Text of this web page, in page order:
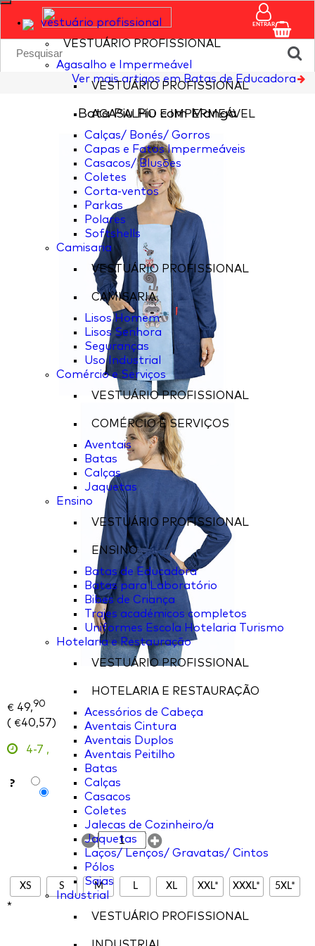
vestuário profissional
VESTUÁRIO PROFISSIONAL
Agasalho e Impermeável
VESTUÁRIO PROFISSIONAL
AGASALHO E IMPERMEÁVEL
Calças/ Bonés/ Gorros
Capas e Fatos Impermeáveis
Casacos/ Blusões
Coletes
Corta-ventos
Parkas
Polares
Softshells
Camisaria
VESTUÁRIO PROFISSIONAL
CAMISARIA
Lisos Homem
Lisos Senhora
Seguranças
Uso Industrial
Comércio e Serviços
VESTUÁRIO PROFISSIONAL
COMÉRCIO E SERVIÇOS
Aventais
Batas
Calças
Jaquetas
Ensino
VESTUÁRIO PROFISSIONAL
ENSINO
Batas de Educadora
Batas para Laboratório
Bibes de Criança
Trajes académicos completos
Uniformes Escola Hotelaria Turismo
Hotelaria e Restauração
VESTUÁRIO PROFISSIONAL
HOTELARIA E RESTAURAÇÃO
Acessórios de Cabeça
Aventais Cintura
Aventais Duplos
Aventais Peitilho
Batas
Calças
Casacos
Coletes
Jalecas de Cozinheiro/a
Jaquetas
Laços/ Lenços/ Gravatas/ Cintos
Pólos
Saias
Industrial
VESTUÁRIO PROFISSIONAL
ENTRAR
Ver mais artigos em Batas de Educadora
Bata Piu Piu com Manga
€ 49,90
( €40,57)
4-7 ,
?
XS S M L XL XXL* XXXL* 5XL*
*